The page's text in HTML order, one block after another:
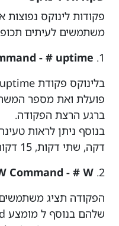
פקודות לינוקס
משתמשים לעיתים
1.
פועלת ואת מספר
ברגע הרצת הפקודה.
בנוסף ניתן לראות
דקה, שתי דקות, 15 דקות
2.
Command - # W
שלהם בנוסף ל מומצע load